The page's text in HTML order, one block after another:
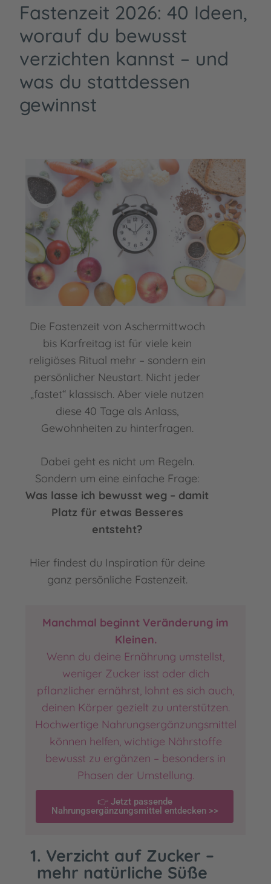
Fastenzeit 2026: 40 Ideen,
worauf du bewusst
verzichten kannst – und
was du stattdessen
gewinnst
Die Fastenzeit von Aschermittwoch
bis Karfreitag ist für viele kein
religiöses Ritual mehr – sondern ein
persönlicher Neustart. Nicht jeder
„fastet“ klassisch. Aber viele nutzen
diese 40 Tage als Anlass,
Gewohnheiten zu hinterfragen.
Dabei geht es nicht um Regeln.
Sondern um eine einfache Frage:
Was lasse ich bewusst weg – damit
Platz für etwas Besseres
entsteht?
Hier findest du Inspiration für deine
ganz persönliche Fastenzeit.
Manchmal beginnt Veränderung im
Kleinen.
Wenn du deine Ernährung umstellst,
weniger Zucker isst oder dich
pflanzlicher ernährst, lohnt es sich auch,
deinen Körper gezielt zu unterstützen.
Hochwertige Nahrungsergänzungsmittel
können helfen, wichtige Nährstoffe
bewusst zu ergänzen – besonders in
Phasen der Umstellung.
👉 Jetzt passende
Nahrungsergänzungsmittel entdecken >>
1. Verzicht auf Zucker –
mehr natürliche Süße